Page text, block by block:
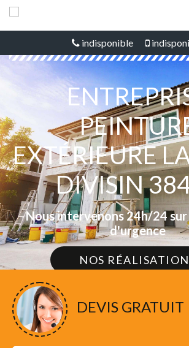
indisponible
EXTÉRIEURE
DIVISIN
Nous intervenons 24h/24
d'urgence
NOS
DEVIS GRATUIT